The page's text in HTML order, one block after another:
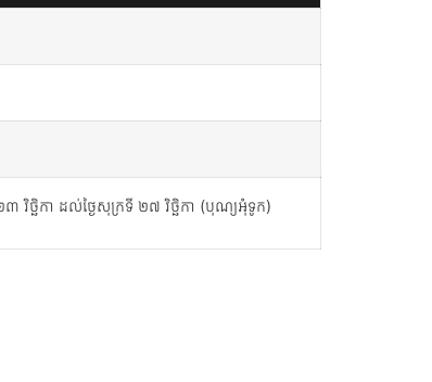
៣ វិច្ឆិកា ដល់ថ្ងៃសុក្រទី ២៧ វិច្ឆិកា (បុណ្យអុំទូក)